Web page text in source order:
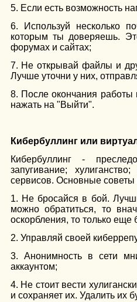
5. Если есть возможность
6. Используй несколько
которым ты доверяешь.
форумах и сайтах;
7. Не открывай файлы и
Лучше уточни у них,
8. После окончания работы
нажать на "Выйти".
Кибербуллинг или
Кибербуллинг -
запугивание;
сервисов. Основные советы
1. Не бросайся в бой.
можно обратиться, то
оскорбления, то только
2. Управляй своей
3. Анонимность в сети
аккаунтом;
4. Не стоит вести
и сохраняет их. Удалить их